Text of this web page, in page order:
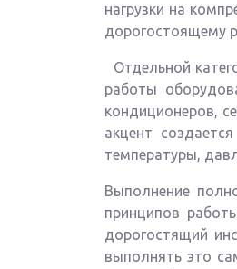
нагрузки на
дорогостоящему
Отдельной
работы
кондиционеров,
акцент
температуры,
Выполнение
принципов
дорогостящий
выполнять это